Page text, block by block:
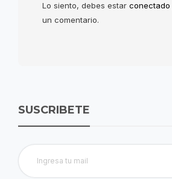
Lo siento, debes estar conectado
un comentario.
SUSCRIBETE